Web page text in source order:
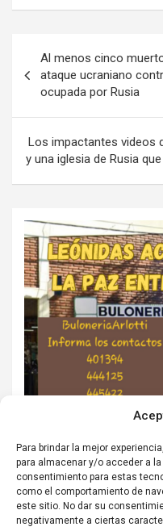
Para brindar la mejor
para almacenar y/o acceder a
consentimiento para estas
como el comportamiento de
este sitio. No dar su
negativamente a ciertas
de
entradas
Al menos cinco
ataque ucraniano
ocupada por Rusia
Los impactantes videos
y una iglesia de Rusia